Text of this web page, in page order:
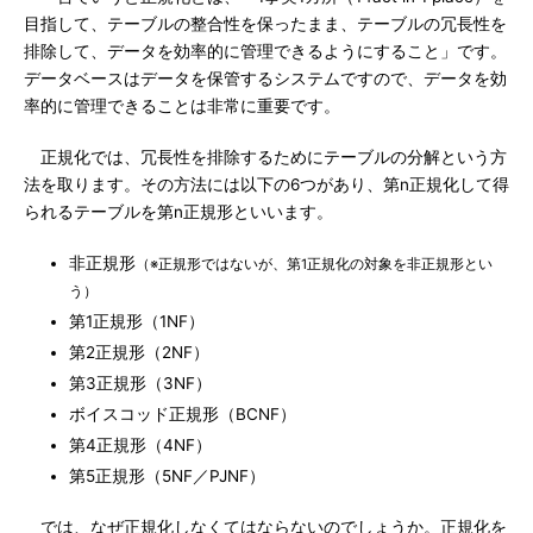
目指して、テーブルの整合性を保ったまま、テーブルの冗長性を
排除して、データを効率的に管理できるようにすること」です。
データベースはデータを保管するシステムですので、データを効
率的に管理できることは非常に重要です。
正規化では、冗長性を排除するためにテーブルの分解という方
法を取ります。その方法には以下の6つがあり、第n正規化して得
られるテーブルを第n正規形といいます。
非正規形 （※正規形ではないが、第1正規化の対象を非正規形とい
う）
第1正規形（1NF）
第2正規形（2NF）
第3正規形（3NF）
ボイスコッド正規形（BCNF）
第4正規形（4NF）
第5正規形（5NF／PJNF）
では、なぜ正規化しなくてはならないのでしょうか。正規化を